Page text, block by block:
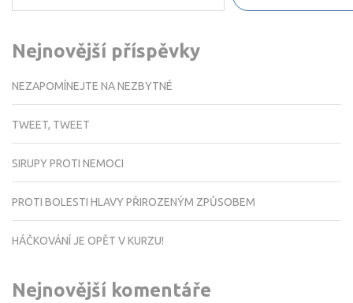
Nejnovější příspěvky
NEZAPOMÍNEJTE NA NEZBYTNÉ
TWEET, TWEET
SIRUPY PROTI NEMOCI
PROTI BOLESTI HLAVY PŘIROZENÝM ZPŮSOBEM
HÁČKOVÁNÍ JE OPĚT V KURZU!
Nejnovější komentáře